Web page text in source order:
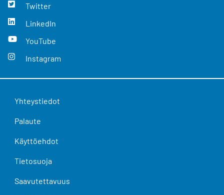
Twitter
LinkedIn
YouTube
Instagram
Yhteystiedot
Palaute
Käyttöehdot
Tietosuoja
Saavutettavuus